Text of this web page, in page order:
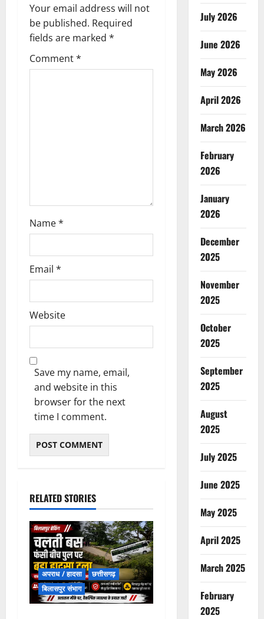
g
a
Your email address will not
be published. Required
fields are marked *
Comment*
Name*
Email *
Website
Save my name, email,
and website in this
browser for the next
time I comment.
RELATED STORIES
अपराध / हादसा
छत्तीसगढ़
बिलासपुर संभाग
July 2026
June 2026
May 2026
April 2026
March 2026
February
2026
January
2026
December
2025
November
2025
October
2025
September
2025
August
2025
July 2025
June 2025
May 2025
April 2025
March 2025
February
2025